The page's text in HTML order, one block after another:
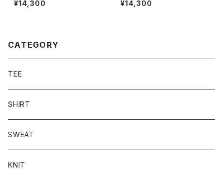
¥14,300 ¥14,300
CATEGORY
TEE
SHIRT
SWEAT
KNIT